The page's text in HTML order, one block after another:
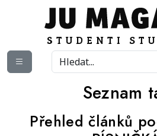
Seznam
Přehled článků